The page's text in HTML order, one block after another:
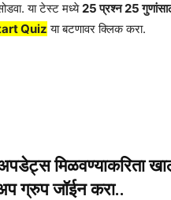
या टेस्ट मध्ये25 प्रश्न 25
Quiz या बटणावर क्लिक करा.
मिळवण्याकरिता
ग्रुप जॉईन करा..